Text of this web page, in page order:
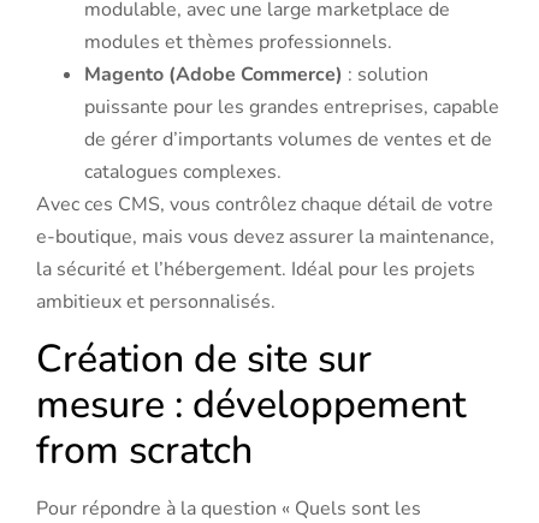
modulable, avec une large marketplace de
modules et thèmes professionnels.
Magento (Adobe Commerce) : solution
puissante pour les grandes entreprises, capable
de gérer d’importants volumes de ventes et de
catalogues complexes.
Avec ces CMS, vous contrôlez chaque détail de votre
e-boutique, mais vous devez assurer la maintenance,
la sécurité et l’hébergement. Idéal pour les projets
ambitieux et personnalisés.
Création de site sur
mesure : développement
from scratch
Pour répondre à la question « Quels sont les